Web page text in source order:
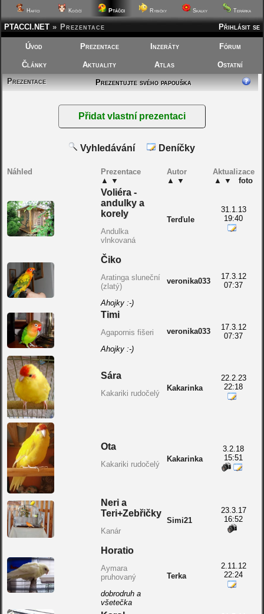
Hafíci Kočičí Ptáčci Rybičky Skalky Terárka
Přihlásit se
PTACCI.NET » Prezentace
Úvod Prezentace Inzeráty Fórum
Články Aktuality Atlas
Ostatní
Prezentace
Prezentujte svého papouška
Vyhledávání Deníčky
Náhled
Prezentace
▲ ▼
Autor
▲ ▼
Aktualizace
▲ ▼ foto
Voliéra -
andulky a
korely
Andulka
vlnkovaná
Terďule
31.1.13
19:40
Čiko
Aratinga sluneční
(zlatý)
Ahojky :-)
veronika033
17.3.12
07:37
Timi
Agapornis fišeri
Ahojky :-)
veronika033
17.3.12
07:37
Sára
Kakariki rudočelý
Kakarinka
22.2.23
22:18
Ota
Kakariki rudočelý
Kakarinka
3.2.18
15:51
Neri a
Teri+Zebřičky
Kanár
Simi21
23.3.17
16:52
Horatio
Aymara
pruhovaný
dobrodruh a
všetečka
Terka
2.11.12
22:24